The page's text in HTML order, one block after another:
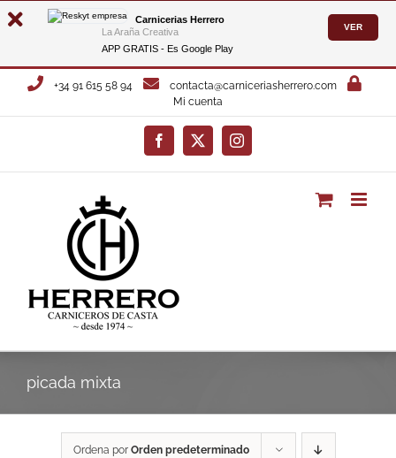
Carnicerias Herrero
La Araña Creativa
APP GRATIS - Es Google Play
VER
Saltar
+34 91 615 58 94
contacta@carniceriasherrero.com
Mi cuenta
Facebook
X Instagram
picada mixta
Ordena por Orden predeterminado